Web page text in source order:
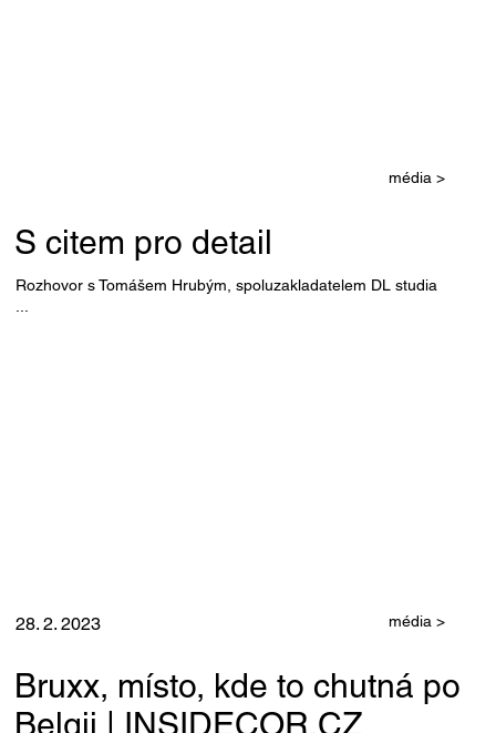
média >
Rozhovor s Tomášem Hrubým, spoluzakladatelem DL studia
S citem pro detail
...
média >
28. 2. 2023
Bruxx, místo, kde to chutná po
Belgii | INSIDECOR.CZ